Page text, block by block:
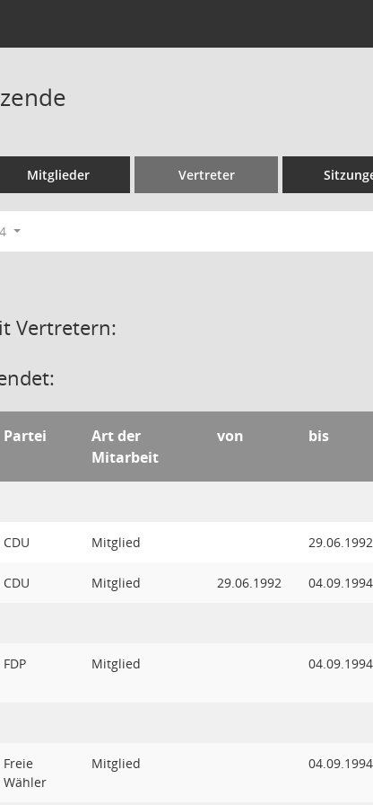
Mitglieder Vertreter
Vertretern:
Partei
Art der
Mitarbeit
von bis
CDU Mitglied 29.06.1992
CDU Mitglied 29.06.1992 04.09.1994
FDP Mitglied 04.09.1994
Freie
Wähler
Mitglied 04.09.1994